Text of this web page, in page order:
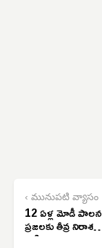
‹ మునుపటి వ్యాసం
12 ఏళ్ల మోడీ
ప్రజలకు తీవ్ర నిరాశ
మిగిల్చింది